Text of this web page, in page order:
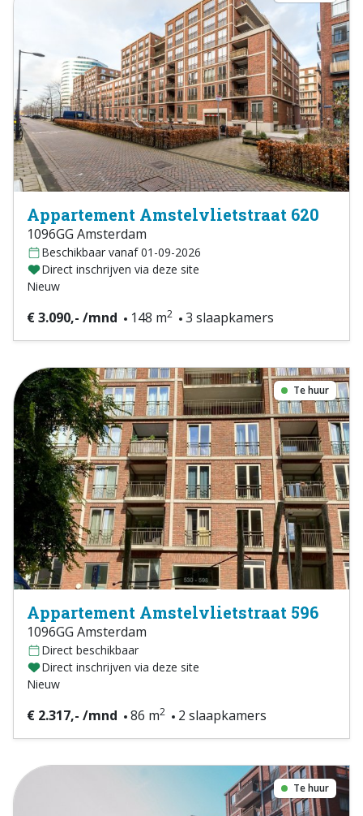
Appartement Amstelvlietstraat 620
1096GG Amsterdam
Beschikbaar vanaf 01-09-2026
Direct inschrijven via deze site
Nieuw
€ 3.090,- /mnd 148 m2 3 slaapkamers
Te huur
Appartement Amstelvlietstraat 596
1096GG Amsterdam
Direct beschikbaar
Direct inschrijven via deze site
Nieuw
€ 2.317,- /mnd 86 m2 2 slaapkamers
Te huur